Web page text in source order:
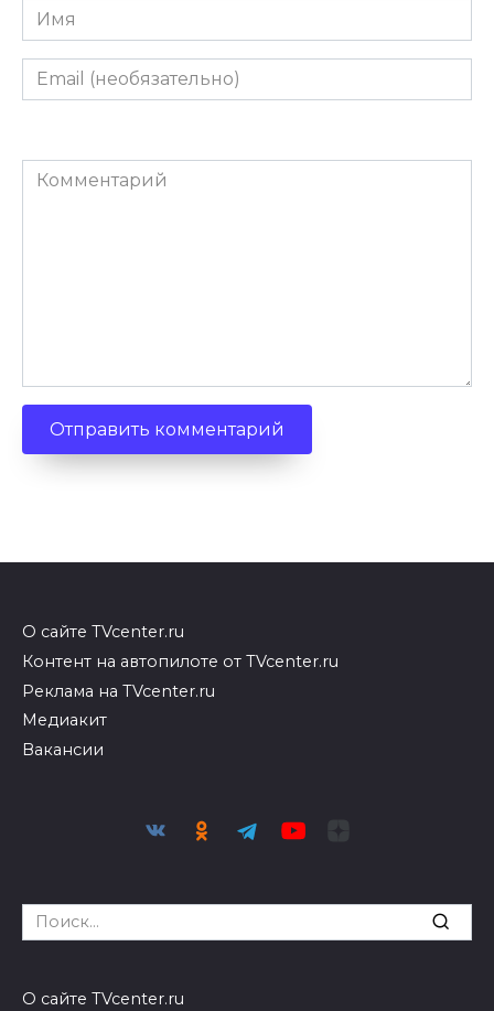
Имя
Email
(необязательно)
Комментарий
О сайте TVcenter.ru
Контент на автопилоте от TVcenter.ru
Реклама на TVcenter.ru
Медиакит
Вакансии
Search
for:
О сайте TVcenter.ru